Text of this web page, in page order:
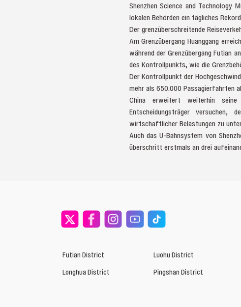
Shenzhen Science and Technology
lokalen Behörden ein tägliches
Der grenzüberschreitende
Am Grenzübergang Huanggang
während der Grenzübergang Futian
des Kontrollpunkts, wie die
Der Kontrollpunkt der
mehr als 650.000 Passagierfahrten
China erweitert weiterhin seine
Entscheidungsträger versuchen,
wirtschaftlicher Belastungen zu
Auch das U-Bahnsystem von
überschritt erstmals an drei
Futian District Luohu District
Longhua District
Pingshan District